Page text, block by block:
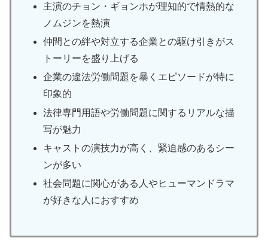
主演のチョン・ギョンホが理知的で情熱的な
ノムジンを熱演
仲間との絆や対立する企業との駆け引きがス
トーリーを盛り上げる
企業の違法労働問題を暴くエピソードが特に
印象的
法律専門用語や労働問題に関するリアルな描
写が魅力
キャストの演技力が高く、緊迫感のあるシー
ンが多い
社会問題に関心がある人やヒューマンドラマ
が好きな人におすすめ